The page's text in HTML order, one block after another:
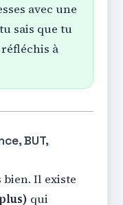
avec une
sais que tu
à
BUT,
bien. Il existe
qui